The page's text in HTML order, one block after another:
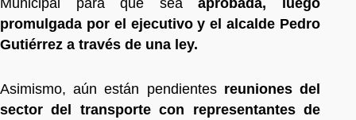
promulgada por el ejecutivo y el alcalde Pedro
Gutiérrez a través de una ley.
Asimismo, aún están pendientesreuniones del
sector del transporte con representantes de